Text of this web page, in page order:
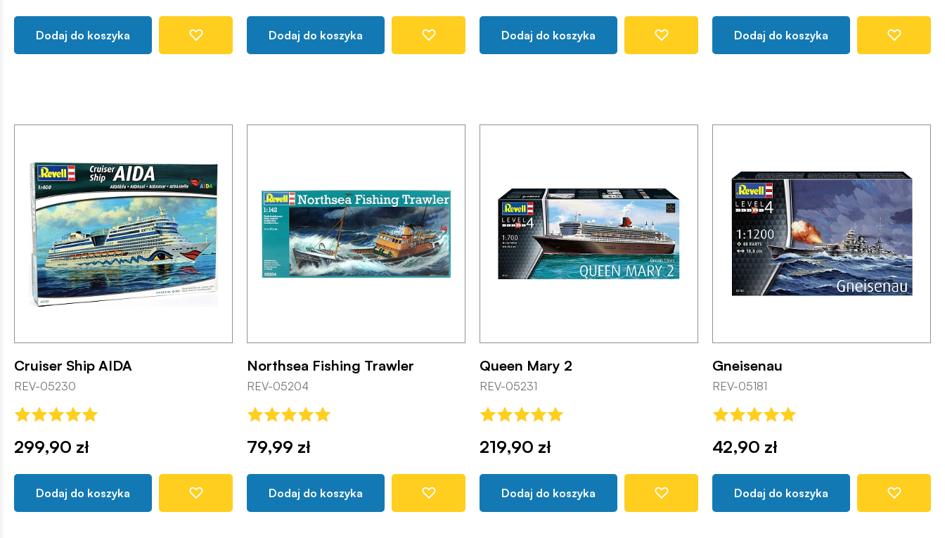
Dodaj do koszyka Dodaj do koszyka Dodaj do koszyka Dodaj do koszyka
Cruiser Ship AIDA
REV-05230
299,90 zł
Dodaj do koszyka
Northsea Fishing Trawler
REV-05204
79,99 zł
Dodaj do koszyka
Queen Mary 2
REV-05231
219,90 zł
Dodaj do koszyka
Gneisenau
REV-05181
42,90 zł
Dodaj do koszyka